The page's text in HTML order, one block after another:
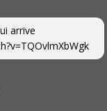
arrive